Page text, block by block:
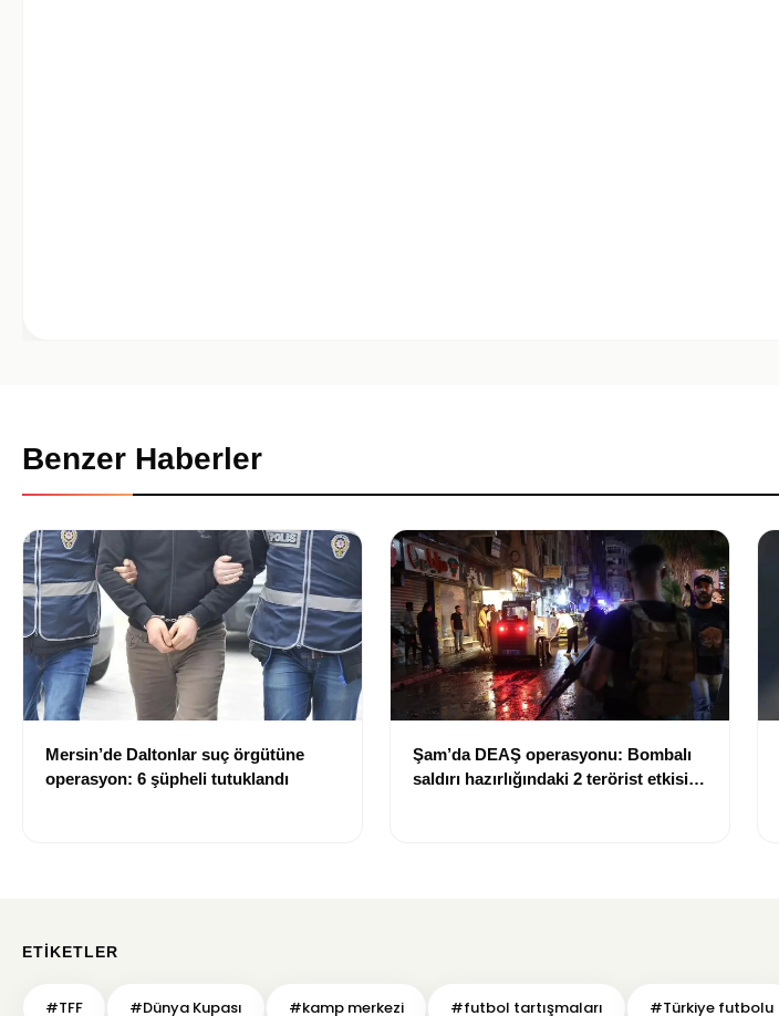
Benzer Haberler
Mersin’de Daltonlar suç örgütüne
operasyon: 6 şüpheli tutuklandı
Şam’da DEAŞ operasyonu: Bombalı
saldırı hazırlığındaki 2 terörist etkisiz
ETIKETLER
#TFF #Dünya Kupası #kamp merkezi #futbol tartışmaları #Türkiye futbolu